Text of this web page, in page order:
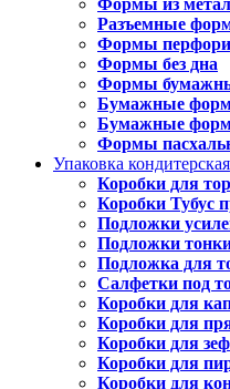
Формы из
Разъемные
Формы
Формы без дна
Формы
Бумажные
Бумажные
Формы
Упаковка кондитерская
Коробки для
Коробки Тубус
Подложки
Подложки
Подложка для
Салфетки под
Коробки для
Коробки для
Коробки для
Коробки для
Коробки для